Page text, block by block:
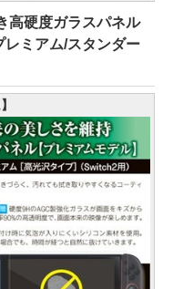
高硬度ガラスパネル
ミアム/スタンダー